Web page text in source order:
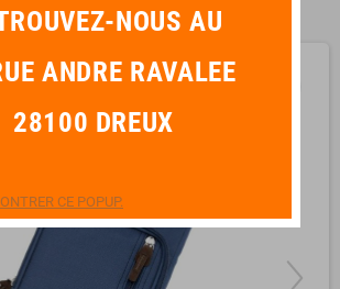
TSB24NB Housse BaguetteNOUS AU
ANDRE RAVALEE
28100 DREUX
CE POPUP.